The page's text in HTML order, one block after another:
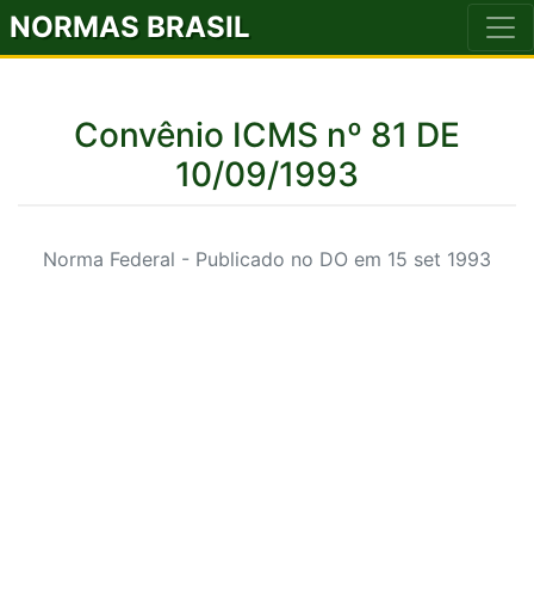
NORMAS BRASIL
Convênio ICMS nº 81 DE
10/09/1993
Norma Federal - Publicado no DO em 15 set 1993